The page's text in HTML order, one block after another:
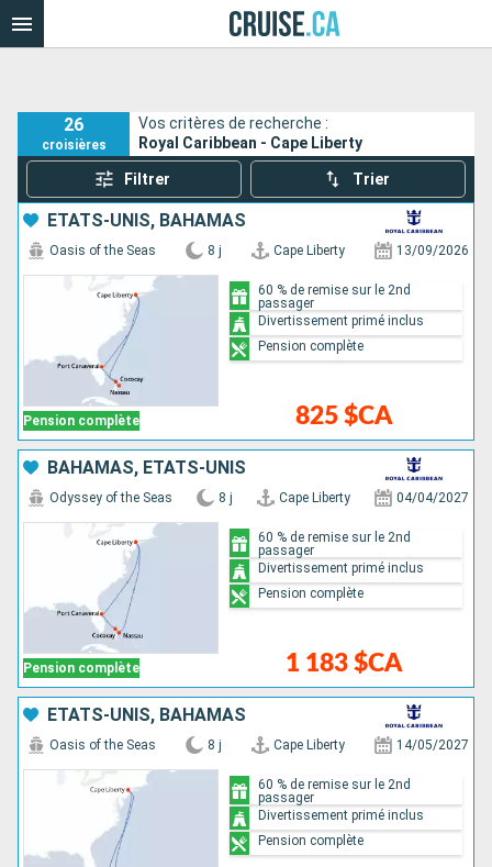
26
croisières
Vos critères de recherche :
Royal Caribbean - Cape Liberty
Filtrer Trier
ÉTATS-UNIS, BAHAMAS
Pension complète
Oasis of the Seas 8 j Cape Liberty 13/09/2026
825 $CA
60 % de remise sur le 2nd
passager
Divertissement primé inclus
Pension complète
BAHAMAS, ÉTATS-UNIS
Pension complète
Odyssey of the Seas 8 j Cape Liberty 04/04/2027
1 183 $CA
60 % de remise sur le 2nd
passager
Divertissement primé inclus
Pension complète
ÉTATS-UNIS, BAHAMAS
Oasis of the Seas 8 j Cape Liberty 14/05/2027
60 % de remise sur le 2nd
passager
Divertissement primé inclus
Pension complète